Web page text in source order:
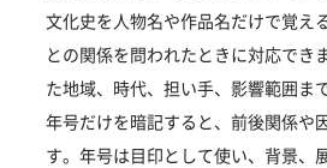
文化史を人物名や作品名だけで覚え
との関係を問われたときに対応でき
た地域、時代、担い手、影響範囲ま
年号だけを暗記すると、前後関係や
す。年号は目印として使い、背景、